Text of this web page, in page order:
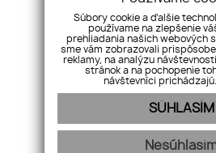
O nás
Financovanie
Služby
Náš tím
Kontakt
Súbory cookie a ďalšie
používame na zlepšenie
prehliadania našich webových
sme vám zobrazovali
reklamy, na analýzu
stránok a na pochopenie
návštevníci prichádzajú.
SÚHLASÍM